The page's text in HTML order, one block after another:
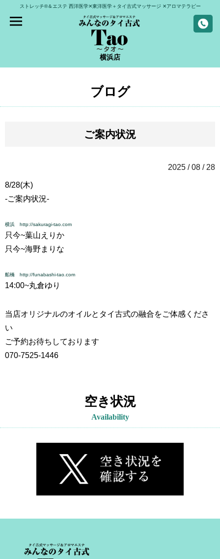
ストレッチ®＆エステ 西洋医学✕東洋医学＋タイ古式マッサージ ✕アロマテラピー
横浜店
ブログ
ご案内状況
2025 / 08 / 28
8/28(木)
-ご案内状況-
横浜 http://sakuragi-tao.com
只今~葉山えりか
只今~海野まりな
船橋 http://funabashi-tao.com
14:00~丸倉ゆり
当店オリジナルのオイルとタイ古式の融合をご体感くださ
い
ご予約お待ちしております
070-7525-1446
空き状況
Availability